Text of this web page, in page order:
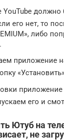
должно
его нет, то
либо
приложение
его и
Ютуб на
не